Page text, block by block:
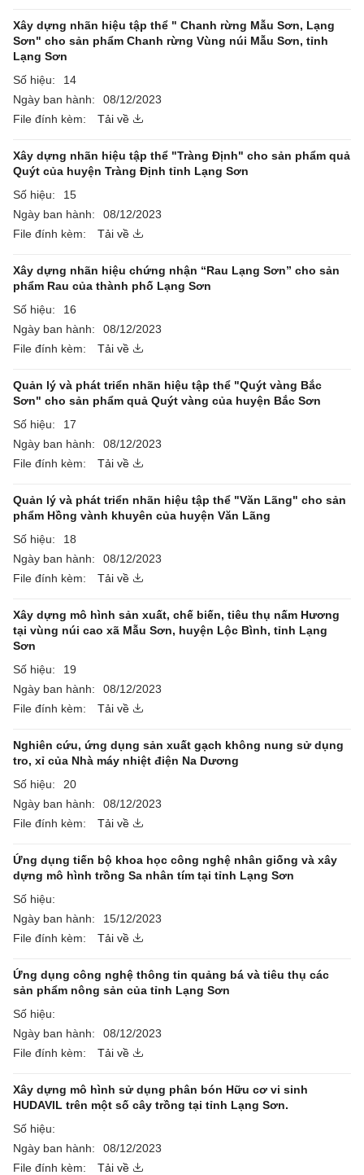
Xây dựng nhãn hiệu tập thể " Chanh rừng Mẫu Sơn, Lạng
Sơn" cho sản phẩm Chanh rừng Vùng núi Mẫu Sơn, tỉnh
Lạng Sơn
Số hiệu:
14
Ngày ban hành:
08/12/2023
File đính kèm:
Tải về
Xây dựng nhãn hiệu tập thể "Tràng Định" cho sản phẩm quả
Quýt của huyện Tràng Định tỉnh Lạng Sơn
Số hiệu:
15
Ngày ban hành:
08/12/2023
File đính kèm:
Tải về
Xây dựng nhãn hiệu chứng nhận “Rau Lạng Sơn” cho sản
phẩm Rau của thành phố Lạng Sơn
Số hiệu:
16
Ngày ban hành:
08/12/2023
File đính kèm:
Tải về
Quản lý và phát triển nhãn hiệu tập thể "Quýt vàng Bắc
Sơn" cho sản phẩm quả Quýt vàng của huyện Bắc Sơn
Số hiệu:
17
Ngày ban hành:
08/12/2023
File đính kèm:
Tải về
Quản lý và phát triển nhãn hiệu tập thể "Văn Lãng" cho sản
phẩm Hồng vành khuyên của huyện Văn Lãng
Số hiệu:
18
Ngày ban hành:
08/12/2023
File đính kèm:
Tải về
Xây dựng mô hình sản xuất, chế biến, tiêu thụ nấm Hương
tại vùng núi cao xã Mẫu Sơn, huyện Lộc Bình, tỉnh Lạng
Sơn
Số hiệu:
19
Ngày ban hành:
08/12/2023
File đính kèm:
Tải về
Nghiên cứu, ứng dụng sản xuất gạch không nung sử dụng
tro, xỉ của Nhà máy nhiệt điện Na Dương
Số hiệu:
20
Ngày ban hành:
08/12/2023
File đính kèm:
Tải về
Ứng dụng tiến bộ khoa học công nghệ nhân giống và xây
dựng mô hình trồng Sa nhân tím tại tỉnh Lạng Sơn
Số hiệu:
Ngày ban hành:
15/12/2023
File đính kèm:
Tải về
Ứng dụng công nghệ thông tin quảng bá và tiêu thụ các
sản phẩm nông sản của tỉnh Lạng Sơn
Số hiệu:
Ngày ban hành:
08/12/2023
File đính kèm:
Tải về
Xây dựng mô hình sử dụng phân bón Hữu cơ vi sinh
HUDAVIL trên một số cây trồng tại tỉnh Lạng Sơn.
Số hiệu:
Ngày ban hành:
08/12/2023
File đính kèm:
Tải về